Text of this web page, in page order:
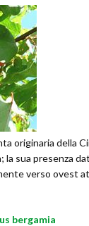
originaria della
la sua presenza
verso ovest
bergamia